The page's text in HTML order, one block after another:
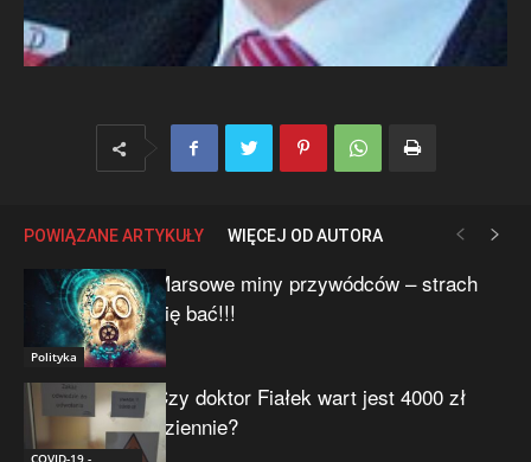
POWIĄZANE ARTYKUŁY WIĘCEJ OD AUTORA
Polityka
Marsowe miny przywódców – strach
się bać!!!
COVID-19 -
Czy doktor Fiałek wart jest 4000 zł
dziennie?